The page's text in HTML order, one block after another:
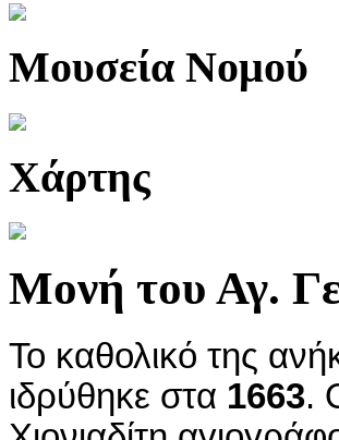
Μουσεία Νομού
Χάρτης
Μονή του Αγ.
Το καθολικό της
ιδρύθηκε στα 1663.